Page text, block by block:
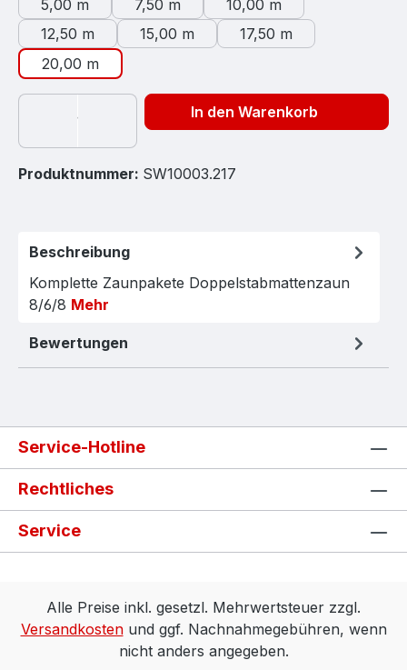
5,00 m 7,50 m
10,00 m
12,50 m
15,00 m
17,50 m
20,00 m
In den Warenkorb
Produktnummer: SW10003.217
Beschreibung
Komplette Zaunpakete Doppelstabmattenzaun
8/6/8 Mehr
Bewertungen
Service-Hotline
Rechtliches
Service
Alle Preise inkl. gesetzl. Mehrwertsteuer zzgl.
Versandkostenund ggf. Nachnahmegebühren, wenn
nicht anders angegeben.